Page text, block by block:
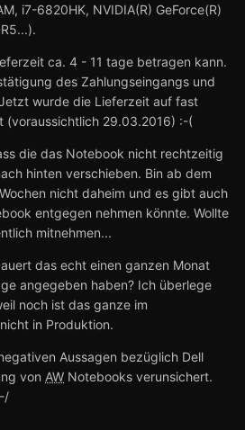
i7-6820HK, NVIDIA(R) GeForce(R)
ca. 4 - 11 tage betragen kann.
des Zahlungseingangs und
wurde die Lieferzeit auf fast
(voraussichtlich 29.03.2016) :-(
die das Notebook nicht rechtzeitig
hinten verschieben. Bin ab dem
nicht daheim und es gibt auch
entgegen nehmen könnte. Wollte
mitnehmen...
das echt einen ganzen Monat
angegeben haben? Ich überlege
noch ist das ganze im
in Produktion.
Aussagen bezüglich Dell
von AW Notebooks verunsichert.